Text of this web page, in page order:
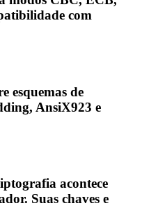
com
esquemas de
AnsiX923 e
acontece
Suas chaves e